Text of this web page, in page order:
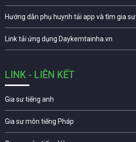
Hướng dẫn phụ huynh tải app và tìm gia sư
Link tải ứng dụng Daykemtainha.vn
LINK - LIÊN KẾT
Gia sư tiếng anh
Gia sư môn tiếng Pháp